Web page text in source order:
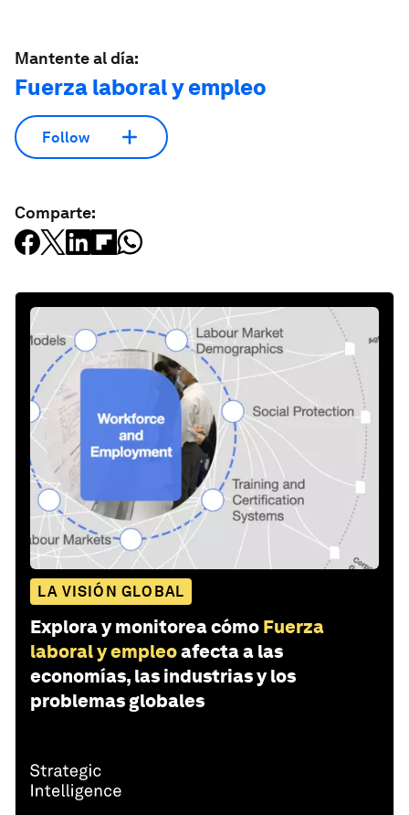
Mantente al día:
Fuerza laboral y empleo
Follow
Comparte:
LA VISIÓN GLOBAL
Explora y monitorea cómo Fuerza
laboral y empleoafecta a las
economías, las industrias y los
problemas globales